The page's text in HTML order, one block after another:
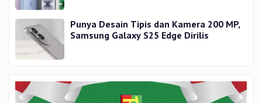
Punya Desain Tipis dan Kamera 200 MP,
Samsung Galaxy S25 Edge Dirilis